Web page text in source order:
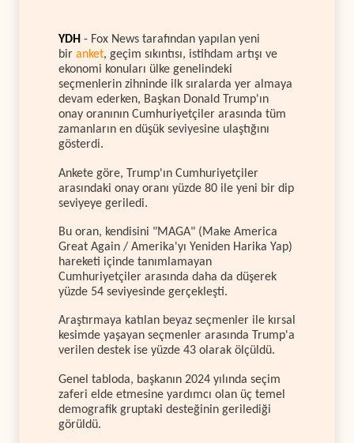
YDH - Fox News tarafından yapılan yeni
bir anket, geçim sıkıntısı, istihdam artışı ve
ekonomi konuları ülke genelindeki
seçmenlerin zihninde ilk sıralarda yer almaya
devam ederken, Başkan Donald Trump'ın
onay oranının Cumhuriyetçiler arasında tüm
zamanların en düşük seviyesine ulaştığını
gösterdi.
Ankete göre, Trump'ın Cumhuriyetçiler
arasındaki onay oranı yüzde 80 ile yeni bir dip
seviyeye geriledi.
Bu oran, kendisini "MAGA" (Make America
Great Again / Amerika'yı Yeniden Harika Yap)
hareketi içinde tanımlamayan
Cumhuriyetçiler arasında daha da düşerek
yüzde 54 seviyesinde gerçekleşti.
Araştırmaya katılan beyaz seçmenler ile kırsal
kesimde yaşayan seçmenler arasında Trump'a
verilen destek ise yüzde 43 olarak ölçüldü.
Genel tabloda, başkanın 2024 yılında seçim
zaferi elde etmesine yardımcı olan üç temel
demografik gruptaki desteğinin gerilediği
görüldü.